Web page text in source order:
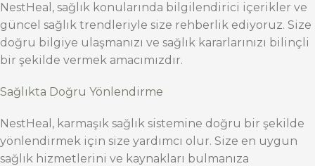
NestHeal, sağlık konularında bilgilendirici içerikler ve
güncel sağlık trendleriyle size rehberlik ediyoruz. Size
doğru bilgiye ulaşmanızı ve sağlık kararlarınızı bilinçli
bir şekilde vermek amacımızdır.
Sağlıkta Doğru Yönlendirme
NestHeal, karmaşık sağlık sistemine doğru bir şekilde
yönlendirmek için size yardımcı olur. Size en uygun
sağlık hizmetlerini ve kaynakları bulmanıza